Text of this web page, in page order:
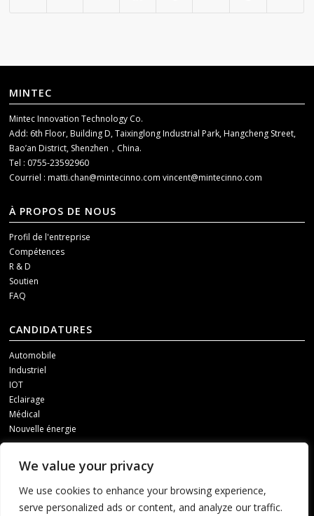
We value your privacy
We use cookies to enhance your browsing experience,
serve personalized ads or content, and analyze our traffic.
MINTEC
Mintec Innovation Technology Co.
Add: 6th Floor, Building D, Taixinglong Industrial Park, Hangcheng Street,
Bao’an District, Shenzhen，China.
Tel : 0755-23592960
Courriel :matti.chan@mintecinno.comvincent@mintecinno.com
À PROPOS DE NOUS
Profil de l'entreprise
Compétences
R & D
Soutien
FAQ
CANDIDATURES
Automobile
Industriel
IOT
Eclairage
Médical
Nouvelle énergie
MÉDIAS SOCIAUX
Pour recevoir nos mises à jour, veuillez nous contacter par l'un des
canaux suivants.